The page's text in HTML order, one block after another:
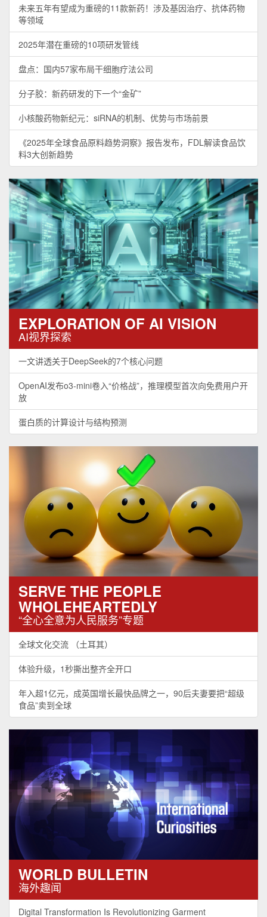
未来五年有望成为重磅的11款新药！涉及基因治疗、抗体药物
等领域
2025年潜在重磅的10项研发管线
盘点：国内57家布局干细胞疗法公司
分子胶：新药研发的下一个“金矿”
小核酸药物新纪元：siRNA的机制、优势与市场前景
《2025年全球食品原料趋势洞察》报告发布，FDL解读食品饮
料3大创新趋势
EXPLORATION OF AI VISION
AI视界探索
一文讲透关于DeepSeek的7个核心问题
OpenAI发布o3-mini卷入“价格战”，推理模型首次向免费用户开
放
蛋白质的计算设计与结构预测
SERVE THE PEOPLE
WHOLEHEARTEDLY
“全心全意为人民服务”专题
全球文化交流 （土耳其）
体验升级，1秒撕出整齐全开口
年入超1亿元，成英国增长最快品牌之一，90后夫妻要把“超级
食品”卖到全球
WORLD BULLETIN
海外趣闻
Digital Transformation Is Revolutionizing Garment